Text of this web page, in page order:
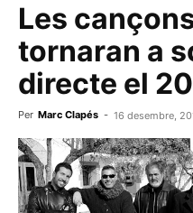
Les
tornaran a
directe el
Per Marc Clapés - 16 desembre,